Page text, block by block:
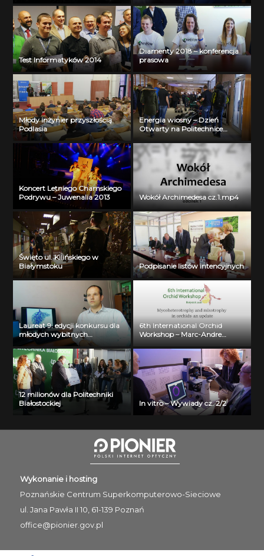
Test Informatyków 2014
Diamenty 2018 – konferencja
prasowa
Młody inżynier przyszłością
Podlasia
Energia wiosny – Dzień
Otwarty na Politechnice
Białostockiej
Koncert Letniego Chamskiego
Podrywu – Juwenalia 2013
Wokół Archimedesa cz.1.mp4
Święto ul. Kilińskiego w
Białymstoku
Podpisanie listów intencyjnych
Laureat 9. edycji konkursu dla
młodych wybitnych
naukowców- dr inż. Krzysztof
Jurczuk
6th International Orchid
Workshop – Marc-Andre
Selosse
12 milionów dla Politechniki
Białostockiej
In vitro – Wywiady cz. 2/2
Wykonanie i hosting
Poznańskie Centrum Superkomputerowo-Sieciowe
ul. Jana Pawła II 10, 61-139 Poznań
office@pionier.gov.pl